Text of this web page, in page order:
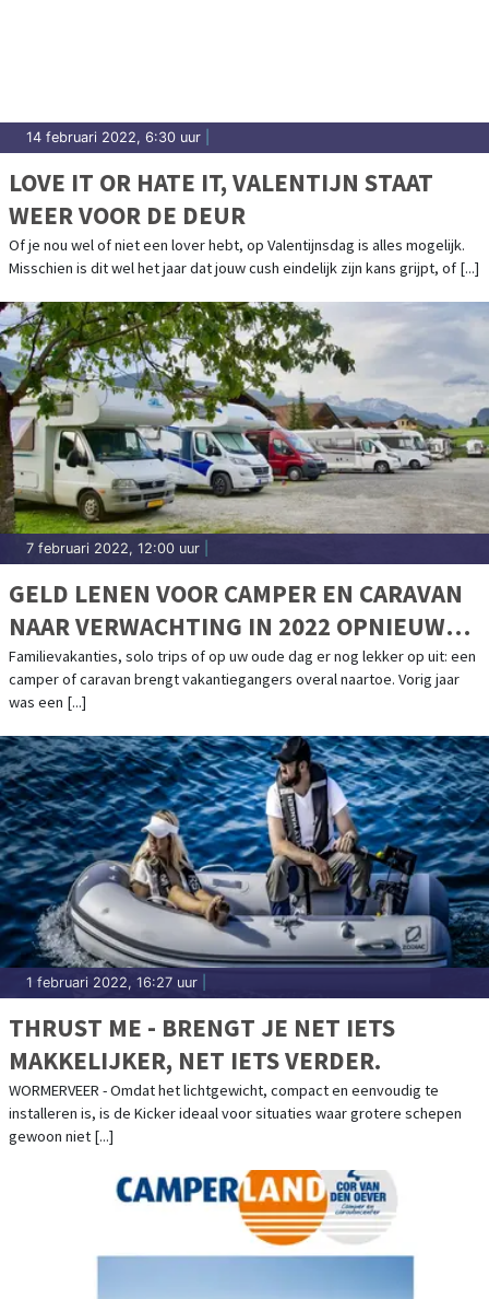
14 februari 2022, 6:30 uur
LOVE IT OR HATE IT, VALENTIJN STAAT
WEER VOOR DE DEUR
Of je nou wel of niet een lover hebt, op Valentijnsdag is alles mogelijk.
Misschien is dit wel het jaar dat jouw cush eindelijk zijn kans grijpt, of [...]
7 februari 2022, 12:00 uur
GELD LENEN VOOR CAMPER EN CARAVAN
NAAR VERWACHTING IN 2022 OPNIEUW
POPULAIR
Familievakanties, solo trips of op uw oude dag er nog lekker op uit: een
camper of caravan brengt vakantiegangers overal naartoe. Vorig jaar
was een [...]
1 februari 2022, 16:27 uur
THRUST ME - BRENGT JE NET IETS
MAKKELIJKER, NET IETS VERDER.
WORMERVEER - Omdat het lichtgewicht, compact en eenvoudig te
installeren is, is de Kicker ideaal voor situaties waar grotere schepen
gewoon niet [...]